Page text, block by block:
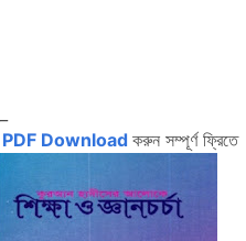
PDF Download করুন সম্পূর্ণ ফ্রিতে